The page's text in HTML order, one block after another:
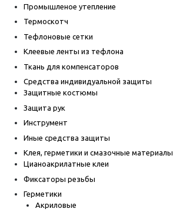
Промышленое утепление
Термоскотч
Тефлоновые сетки
Клеевые ленты из тефлона
Ткань для компенсаторов
Средства индивидуальной защиты
Защитные костюмы
Защита рук
Инструмент
Иные средства защиты
Клея, герметики и смазочные материалы
Цианоакрилатные клеи
Фиксаторы резьбы
Герметики
Акриловые